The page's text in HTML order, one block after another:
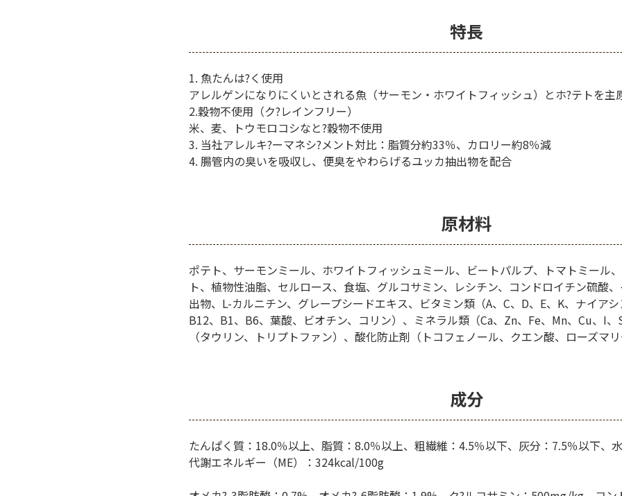
特長
1. 魚たんは?く使用
アレルゲンになりにくいとされる魚（サーモン・ホワイトフィッシュ）とホ?テトを主
2.穀物不使用（ク?レインフリー）
米、麦、トウモロコシなと?穀物不使用
3. 当社アレルキ?ーマネシ?メント対比：脂質分約33％、カロリー約8％減
4. 腸管内の臭いを吸収し、便臭をやわらげるユッカ抽出物を配合
原材料
ポテト、サーモンミール、ホワイトフィッシュミール、ビートパルプ、トマトミール
ト、植物性油脂、セルロース、食塩、グルコサミン、レシチン、コンドロイチン硫酸
出物、L-カルニチン、グレープシードエキス、ビタミン類（A、C、D、E、K、ナイア
B12、B1、B6、葉酸、ビオチン、コリン）、ミネラル類（Ca、Zn、Fe、Mn、Cu、I
（タウリン、トリプトファン）、酸化防止剤（トコフェノール、クエン酸、ローズマ
成分
たんぱく質：18.0％以上、脂質：8.0％以上、粗繊維：4.5％以下、灰分：7.5％以下、
代謝エネルギー（ME）：324kcal/100g